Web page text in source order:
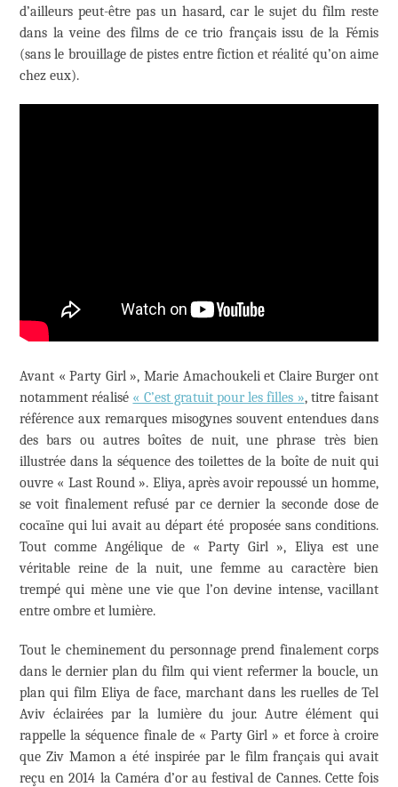
d’ailleurs peut-être pas un hasard, car le sujet du film reste
dans la veine des films de ce trio français issu de la Fémis
(sans le brouillage de pistes entre fiction et réalité qu’on aime
chez eux).
Avant « Party Girl », Marie Amachoukeli et Claire Burger ont
notamment réalisé « C’est gratuit pour les filles », titre faisant
référence aux remarques misogynes souvent entendues dans
des bars ou autres boîtes de nuit, une phrase très bien
illustrée dans la séquence des toilettes de la boîte de nuit qui
ouvre « Last Round ». Eliya, après avoir repoussé un homme,
se voit finalement refusé par ce dernier la seconde dose de
cocaïne qui lui avait au départ été proposée sans conditions.
Tout comme Angélique de « Party Girl », Eliya est une
véritable reine de la nuit, une femme au caractère bien
trempé qui mène une vie que l’on devine intense, vacillant
entre ombre et lumière.
Tout le cheminement du personnage prend finalement corps
dans le dernier plan du film qui vient refermer la boucle, un
plan qui film Eliya de face, marchant dans les ruelles de Tel
Aviv éclairées par la lumière du jour. Autre élément qui
rappelle la séquence finale de « Party Girl » et force à croire
que Ziv Mamon a été inspirée par le film français qui avait
reçu en 2014 la Caméra d’or au festival de Cannes. Cette fois